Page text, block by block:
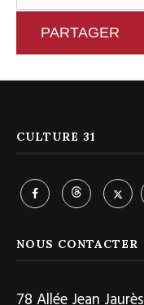
PARTAGER
CULTURE 31
NOUS CONTACTER
78 Allée Jean Jaurès